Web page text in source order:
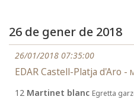
26 de gener de 2018
26/01/2018 07:35:00
EDAR Castell-Platja d'Aro -
12 Martinet blanc Egretta